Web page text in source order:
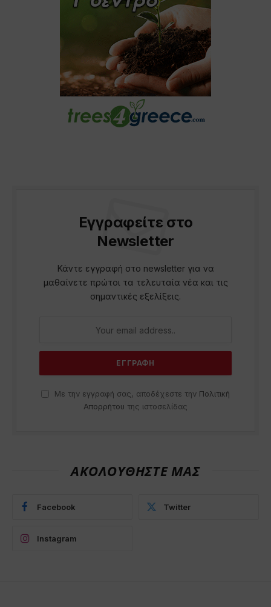
Εγγραφείτε στο
Newsletter
Κάντε εγγραφή στο newsletter για να
μαθαίνετε πρώτοι τα τελευταία νέα και τις
σημαντικές εξελίξεις.
Με την εγγραφή σας, αποδέχεστε την Πολιτική
Απορρήτου της ιστοσελίδας
ΑΚΟΛΟΥΘΗΣΤΕ ΜΑΣ
Facebook Twitter
Instagram